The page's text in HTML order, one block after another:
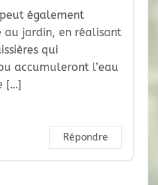
également
au jardin, en réalisant
qui
accumuleront l’eau
[…]
Répondre